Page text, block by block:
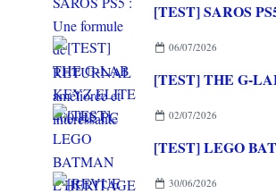
06/07/2026
02/07/2026
30/06/2026